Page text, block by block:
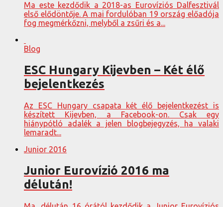
Ma este kezdődik a 2018-as Eurovíziós Dalfesztivál
első elődöntője. A mai fordulóban 19 ország előadója
fog megmérkőzni, melyből a zsűri és a...
Blog
ESC Hungary Kijevben – Két élő
bejelentkezés
Az ESC Hungary csapata két élő bejelentkezést is
készített Kijevben, a Facebook-on. Csak egy
hiánypótló adalék a jelen blogbejegyzés, ha valaki
lemaradt...
Junior 2016
Junior Eurovízió 2016 ma
délután!